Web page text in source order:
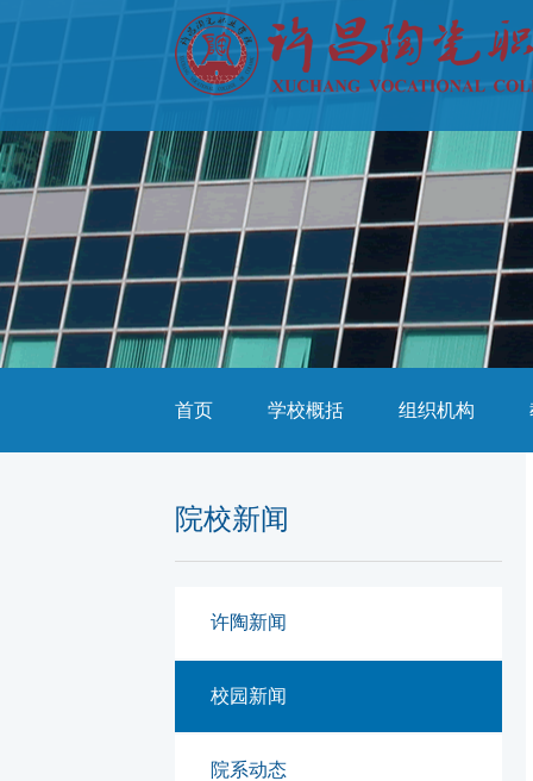
首页 学校概括 组织机构
院校新闻
许陶新闻
校园新闻
院系动态